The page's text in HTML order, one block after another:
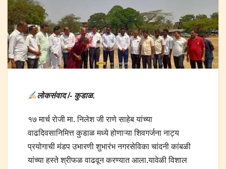
लोकसंवाद /- कुडाळ.
१७ मार्च रोजी मा. निलेश जी राणे साहेब यांच्या
वाढदिवसानिमित्त कुडाळ मध्ये होणाऱ्या शिवगर्जना नाट्य
प्रयोगाची मंडप उभारणी शुभारंभ नगरसेविका चांदनी कांबळी
यांच्या हस्ते श्रीफळ वाढवून करण्यात आला.यावेळी विशाल